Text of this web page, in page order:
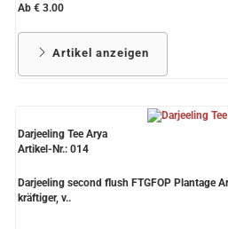
Ab € 3.00
Artikel anzeigen
Darjeeling Tee Arya
Artikel-Nr.: 014
Darjeeling second flush FTGFOP Plantage
kräftiger, v..